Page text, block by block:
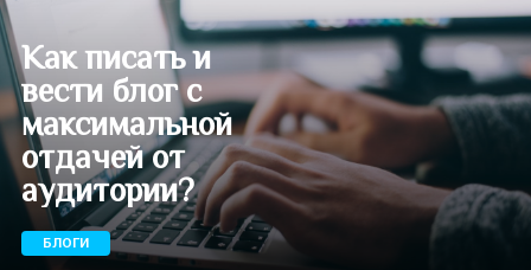
Как писать и
вести блог с
максимальной
отдачей от
аудитории?
БЛОГИ